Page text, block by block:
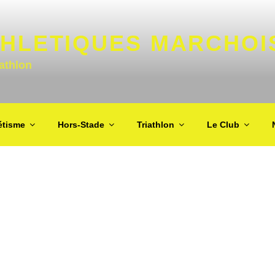
Hors-Stade Triathlon Le Club